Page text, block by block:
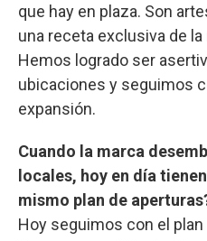
que hay en plaza. Son
una receta exclusiva de la
Hemos logrado ser
ubicaciones y seguimos
expansión.
Cuando la marca
locales, hoy en día
mismo plan de
Hoy seguimos con el